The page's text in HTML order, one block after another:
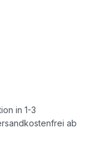
in 1-3
ab